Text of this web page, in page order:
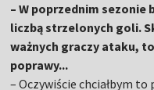
– W poprzednim sezonie
liczbą strzelonych goli.
ważnych graczy ataku,
poprawy...
– Oczywiście chciałbym